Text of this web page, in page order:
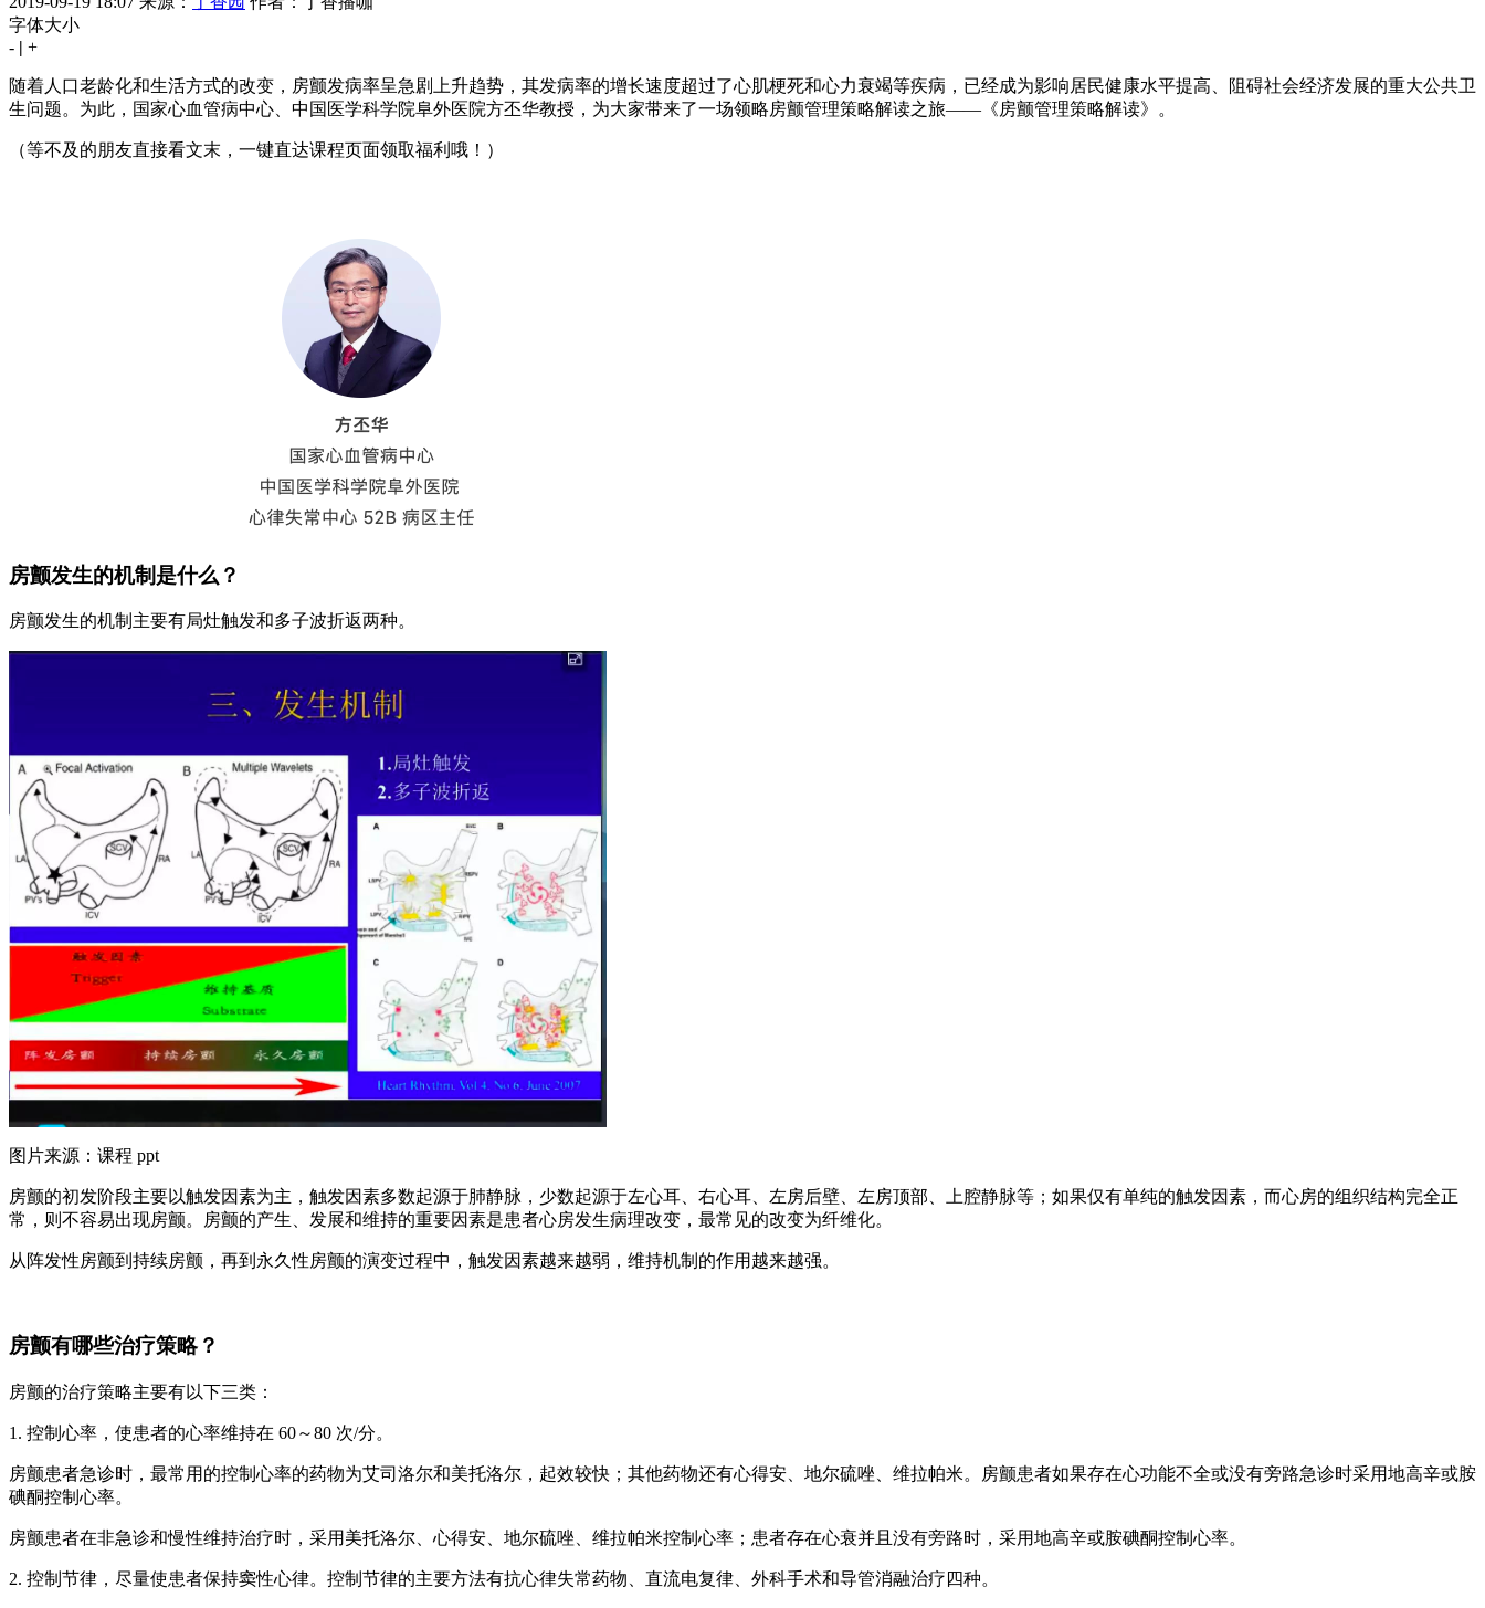
字体大小
- | +
随着人口老龄化和生活方式的改变，房颤发病率呈急剧上升趋势，其发病率的增长速度超过了心肌梗死和心力衰竭等疾病，已经成为影响居民健康水平提高、阻碍社会经济发展的重大公共卫
生问题。为此，国家心血管病中心、中国医学科学院阜外医院方丕华教授，为大家带来了一场领略房颤管理策略解读之旅——《房颤管理策略解读》。
（等不及的朋友直接看文末，一键直达课程页面领取福利哦！）
房颤发生的机制是什么？
房颤发生的机制主要有局灶触发和多子波折返两种。
图片来源：课程 ppt
房颤的初发阶段主要以触发因素为主，触发因素多数起源于肺静脉，少数起源于左心耳、右心耳、左房后壁、左房顶部、上腔静脉等；如果仅有单纯的触发因素，而心房的组织结构完全正
常，则不容易出现房颤。房颤的产生、发展和维持的重要因素是患者心房发生病理改变，最常见的改变为纤维化。
从阵发性房颤到持续房颤，再到永久性房颤的演变过程中，触发因素越来越弱，维持机制的作用越来越强。
房颤有哪些治疗策略？
房颤的治疗策略主要有以下三类：
1. 控制心率，使患者的心率维持在 60～80 次/分。
房颤患者急诊时，最常用的控制心率的药物为艾司洛尔和美托洛尔，起效较快；其他药物还有心得安、地尔硫唑、维拉帕米。房颤患者如果存在心功能不全或没有旁路急诊时采用地高辛或胺
碘酮控制心率。
房颤患者在非急诊和慢性维持治疗时，采用美托洛尔、心得安、地尔硫唑、维拉帕米控制心率；患者存在心衰并且没有旁路时，采用地高辛或胺碘酮控制心率。
2. 控制节律，尽量使患者保持窦性心律。控制节律的主要方法有抗心律失常药物、直流电复律、外科手术和导管消融治疗四种。